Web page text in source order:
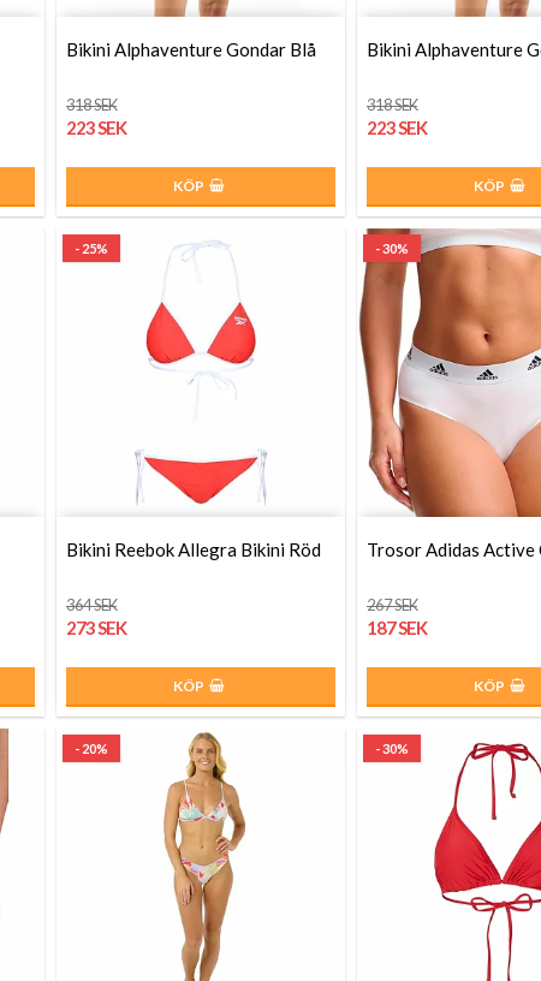
Bikini Alphaventure Gondar Blå
318 SEK
223 SEK
KÖP
Bikini Alphaventure
318 SEK
223 SEK
KÖP
- 25%
Bikini Reebok Allegra Bikini Röd
364 SEK
273 SEK
KÖP
- 30%
Trosor Adidas
267 SEK
187 SEK
KÖP
- 20% - 30%